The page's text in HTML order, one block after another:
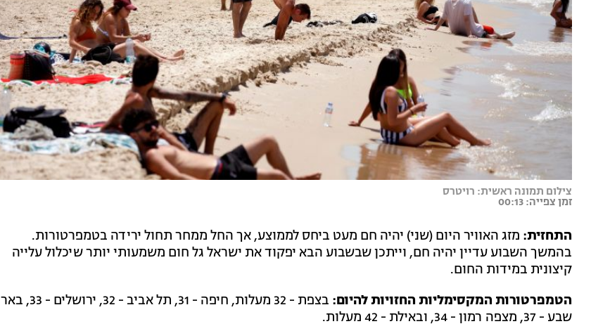
צילום תמונה ראשית: רויטרס
זמן צפייה: 00:13
התחזית: מזג האוויר היום (שני) יהיה חם מעט ביחס לממוצע, אך החל ממחר תחול ירידה בטמפרטורות.
בהמשך השבוע עדיין יהיה חם, וייתכן שבשבוע הבא יפקוד את ישראל גל חום משמעותי יותר שיכלול עלייה
קיצונית במידות החום.
הטמפרטורות המקסימליות החזויות להיום:
בצפת - 32 מעלות, חיפה - 31, תל אביב - 32, ירושלים - 33, באר
שבע - 37, מצפה רמון - 34, ובאילת - 42 מעלות.